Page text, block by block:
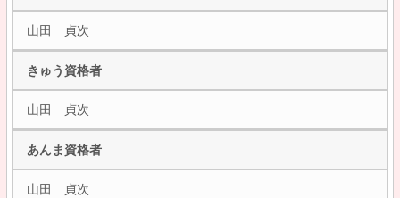
山田 貞次
きゅう資格者
山田 貞次
あんま資格者
山田 貞次